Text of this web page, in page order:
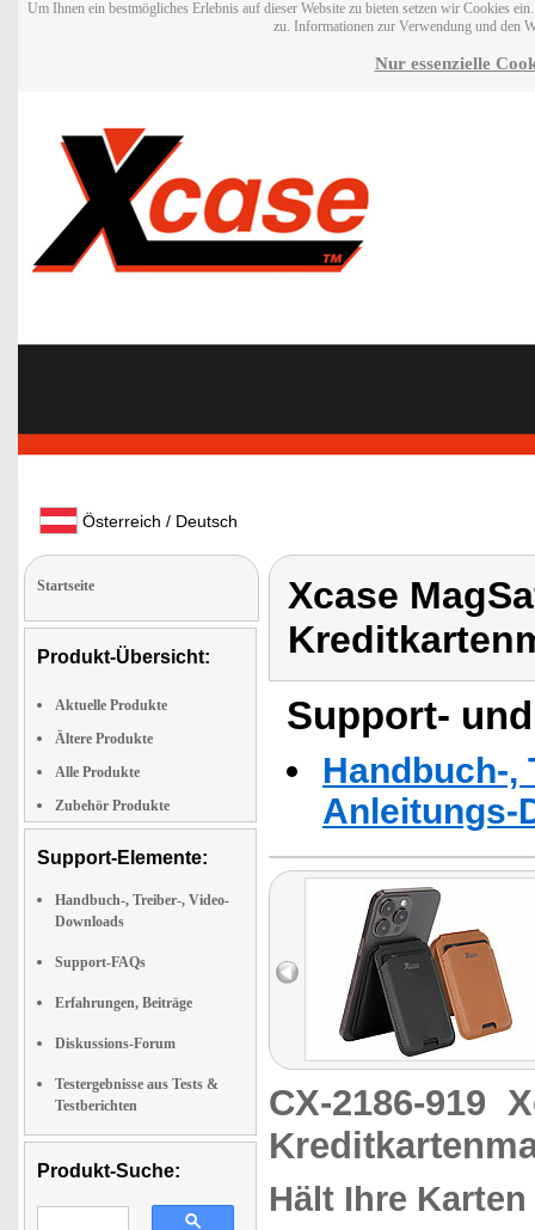
Um Ihnen ein bestmögliches Erlebnis auf dieser Website zu bieten setzen wir Cookies
zu. Informationen zur Verwendung und den
Nur essenzielle
Österreich / Deutsch
Startseite
Produkt-Übersicht:
Aktuelle Produkte
Ältere Produkte
Alle Produkte
Zubehör Produkte
Support-Elemente:
Handbuch-, Treiber-, Video-
Downloads
Support-FAQs
Erfahrungen, Beiträge
Diskussions-Forum
Testergebnisse aus Tests &
Testberichten
Produkt-Suche:
Xcase
Support-
Handbuch-,
Anleitungs-
CX-2186-919
Hält Ihre